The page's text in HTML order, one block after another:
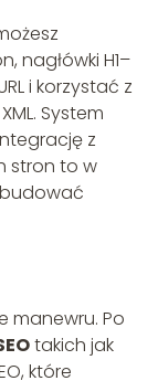
nagłówki H1–
i korzystać z
System
z
stron to w
manewru. Po
takich jak
które